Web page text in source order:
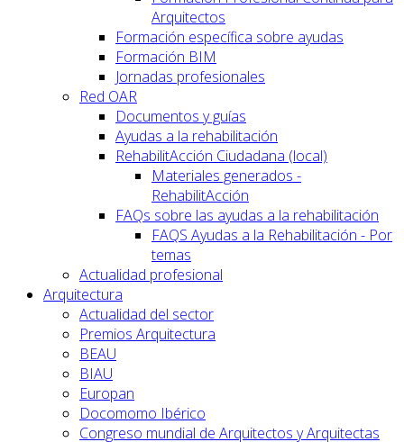
Arquitectos
Formación específica sobre ayudas
Formación BIM
Jornadas profesionales
Red OAR
Documentos y guías
Ayudas a la rehabilitación
RehabilitAcción Ciudadana (local)
Materiales generados -
RehabilitAcción
FAQs sobre las ayudas a la rehabilitación
FAQS Ayudas a la Rehabilitación - Por
temas
Actualidad profesional
Arquitectura
Actualidad del sector
Premios Arquitectura
BEAU
BIAU
Europan
Docomomo Ibérico
Congreso mundial de Arquitectos y Arquitectas